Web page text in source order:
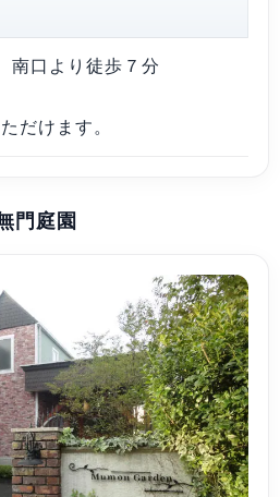
南口より徒歩７分
だけます。
門庭園